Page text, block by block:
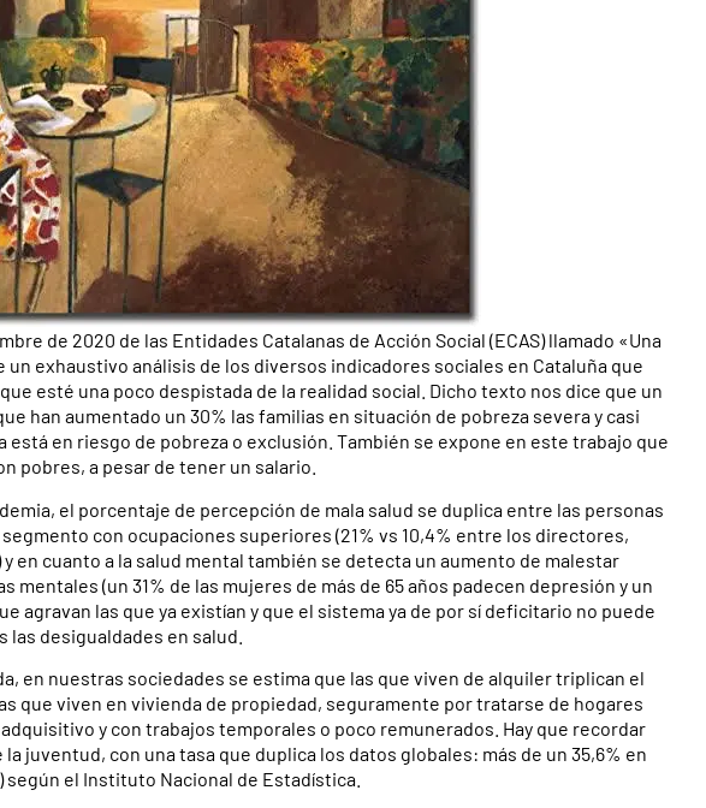
de 2020 de las Entidades Catalanas de Acción Social (ECAS) llamado «Una
exhaustivo análisis de los diversos indicadores sociales en Cataluña que
esté una poco despistada de la realidad social. Dicho texto nos dice que un
han aumentado un 30% las familias en situación de pobreza severa y casi
está en riesgo de pobreza o exclusión. También se expone en este trabajo que
pobres, a pesar de tener un salario.
el porcentaje de percepción de mala salud se duplica entre las personas
con ocupaciones superiores (21% vs 10,4% entre los directores,
en cuanto a la salud mental también se detecta un aumento de malestar
mentales (un 31% de las mujeres de más de 65 años padecen depresión y un
agravan las que ya existían y que el sistema ya de por sí deficitario no puede
las desigualdades en salud.
en nuestras sociedades se estima que las que viven de alquiler triplican el
que viven en vivienda de propiedad, seguramente por tratarse de hogares
y con trabajos temporales o poco remunerados. Hay que recordar
juventud, con una tasa que duplica los datos globales: más de un 35,6% en
según el Instituto Nacional de Estadística.